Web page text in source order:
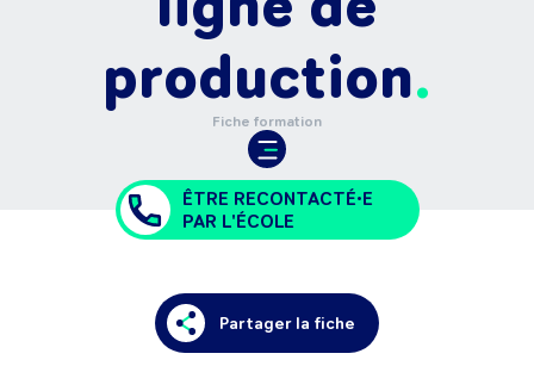
production
Fiche formation
ÊTRE RECONTACTÉ•E
PAR L'ÉCOLE
Partager la fiche